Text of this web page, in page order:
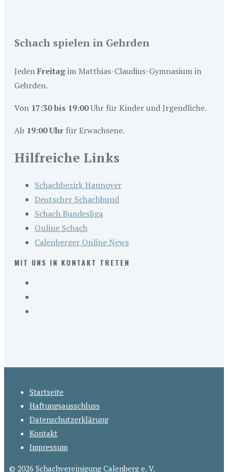
Schach spielen in Gehrden
JedenFreitagim Matthias-Claudius-Gymnasium in
Gehrden.
Von 17:30 bis 19:00Uhr für Kinder und Jrgendliche.
Ab 19:00 Uhr für Erwachsene.
Hilfreiche Links
Schachbezirk Hannover
Deutscher Schachbund
Schach Bundesliga
Online Schach
Calenberger Online News
MIT UNS IN KONTAKT TRETEN
Startseite
Haftungsausschluss
Datenschutzerklärung
Kontakt
Impressum
© 2026 Schachvereinigung Calenberg e. V.